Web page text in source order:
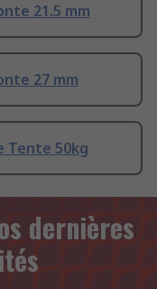
21.5 mm
27 mm
Tente 50kg
dernières